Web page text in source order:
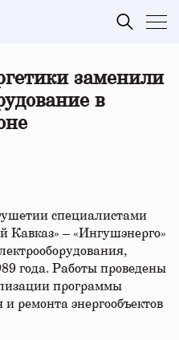
заменили
в
специалистами
Кавказ» – «Ингушэнерго»
года. Работы проведены
программы
ремонта энергообъектов